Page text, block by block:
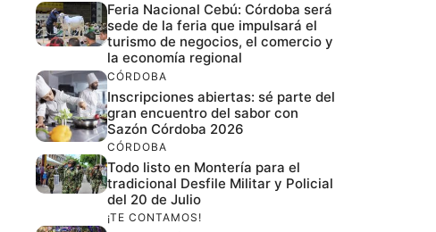
Feria Nacional Cebú: Córdoba será
sede de la feria que impulsará el
turismo de negocios, el comercio y
la economía regional
CÓRDOBA
Inscripciones abiertas: sé parte del
gran encuentro del sabor con
Sazón Córdoba 2026
CÓRDOBA
Todo listo en Montería para el
tradicional Desfile Militar y Policial
del 20 de Julio
¡TE CONTAMOS!